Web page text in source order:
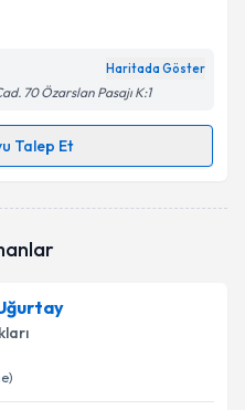
Haritada Göster
70 Özarslan Pasajı K:1
Talep Et
randevu almanız için bir